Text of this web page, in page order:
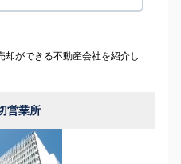
却ができる不動産会社を紹介し
営業所